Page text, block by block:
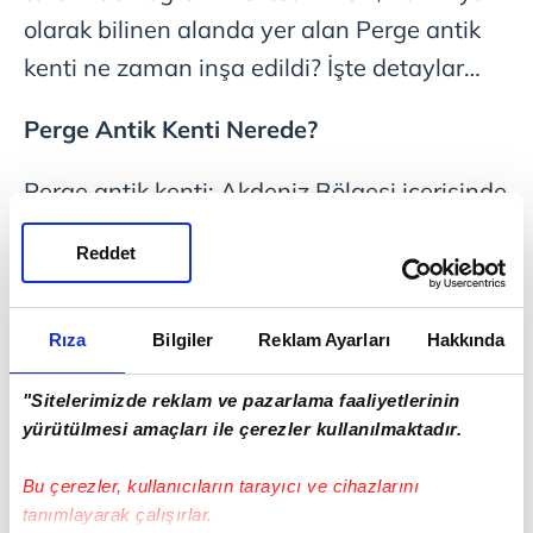
Rıza Bilgiler Reklam Ayarları Hakkında
"Sitelerimizde reklam ve pazarlama faaliyetlerinin
yürütülmesi amaçları ile çerezler kullanılmaktadır.
Bu çerezler, kullanıcıların tarayıcı ve cihazlarını
tanımlayarak çalışırlar.
Reddet
olarak bilinen alanda yer alan Perge antik
kenti ne zaman inşa edildi? İşte detaylar…
Perge Antik Kenti Nerede?
Perge antik kenti; Akdeniz Bölgesi içerisinde
yer alan Antalya kentinin 18 kilometre doğu
kısmında bulunan Aksu ilçesinin sınırları
içinde konumlanmaktadır. Antik dönemde
Pamfilya olarak bilinen bölgeye başkent
olan Perge antik kentinin Akropolis
yapısının ise; Tunç Çağı dönemi içerisinde
döneminde en iyi çağını yaşamış olan Perge